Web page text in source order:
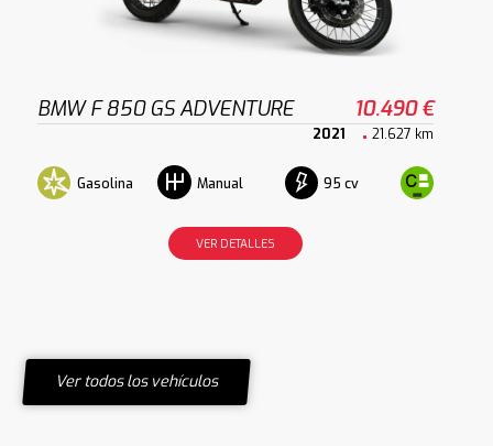
BMW F 850 GS ADVENTURE 10.490 €
2021 21.627 km
Gasolina Manual 95 cv
VER DETALLES
Ver todos los vehículos